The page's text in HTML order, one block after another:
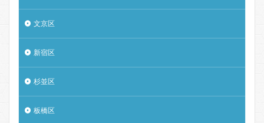
文京区
新宿区
杉並区
板橋区